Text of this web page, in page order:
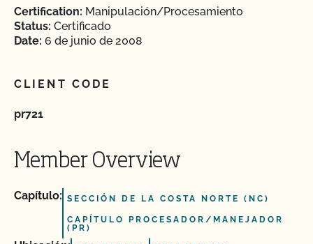
Certification: Manipulación/Procesamiento
Status: Certificado
Date: 6 de junio de 2008
CLIENT CODE
pr721
Member Overview
Capítulo: SECCIÓN DE LA COSTA NORTE (NC)
CAPÍTULO PROCESADOR/MANEJADOR
(PR)